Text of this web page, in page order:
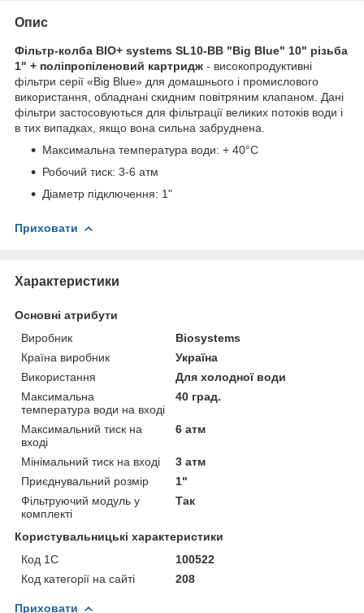
Опис
Фільтр-колба BIO+ systems SL10-BB "Big Blue" 10" різьба
1" + поліпропіленовий картридж - високопродуктивні
фільтри серії «Big Blue» для домашнього і промислового
використання, обладнані скидним повітряним клапаном. Дані
фільтри застосовуються для фільтрації великих потоків води і
в тих випадках, якщо вона сильна забруднена.
Максимальна температура води: + 40°С
Робочий тиск: 3-6 атм
Діаметр підключення: 1"
Приховати
Характеристики
Основні атрибути
Виробник
Biosystems
Країна виробник
Україна
Використання
Для холодної води
Максимальна
температура води на вході
40 град.
Максимальний тиск на
вході
6 атм
Мінімальний тиск на вході
3 атм
Приєднувальний розмір
1"
Фільтруючий модуль у
комплекті
Так
Користувальницькі характеристики
Код 1С
100522
Код категорії на сайті
208
Приховати